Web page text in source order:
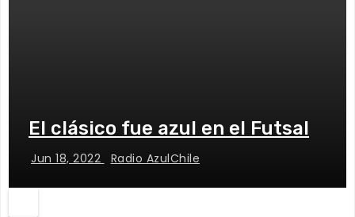
El clásico fue azul en el Futsal
Jun 18, 2022 Radio AzulChile